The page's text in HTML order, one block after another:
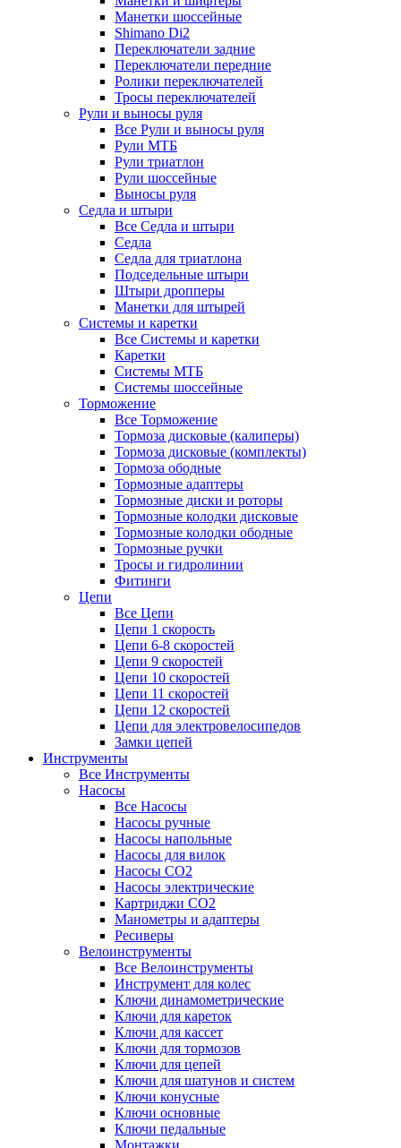
Манетки шоссейные
Shimano Di2
Переключатели задние
Переключатели передние
Ролики переключателей
Тросы переключателей
Рули и выносы руля
Все Рули и выносы руля
Рули МТБ
Рули триатлон
Рули шоссейные
Выносы руля
Седла и штыри
Все Седла и штыри
Седла
Седла для триатлона
Подседельные штыри
Штыри дропперы
Манетки для штырей
Системы и каретки
Все Системы и каретки
Каретки
Системы МТБ
Системы шоссейные
Торможение
Все Торможение
Тормоза дисковые (калиперы)
Тормоза дисковые (комплекты)
Тормоза ободные
Тормозные адаптеры
Тормозные диски и роторы
Тормозные колодки дисковые
Тормозные колодки ободные
Тормозные ручки
Тросы и гидролинии
Фитинги
Цепи
Все Цепи
Цепи 1 скорость
Цепи 6-8 скоростей
Цепи 9 скоростей
Цепи 10 скоростей
Цепи 11 скоростей
Цепи 12 скоростей
Цепи для электровелосипедов
Замки цепей
Инструменты
Все Инструменты
Насосы
Все Насосы
Насосы ручные
Насосы напольные
Насосы для вилок
Насосы CO2
Насосы электрические
Картриджи CO2
Манометры и адаптеры
Ресиверы
Велоинструменты
Все Велоинструменты
Инструмент для колес
Ключи динамометрические
Ключи для кареток
Ключи для кассет
Ключи для тормозов
Ключи для цепей
Ключи для шатунов и систем
Ключи конусные
Ключи основные
Ключи педальные
Монтажки